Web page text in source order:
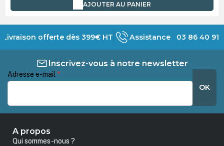
AJOUTER AU PANIER
Livraison offerte dès 399€ HT Assistance 03 86 40 91
Inscrivez-vous à notre newsletter
Adresse e-mail *
OK
A propos
Qui sommes-nous ?